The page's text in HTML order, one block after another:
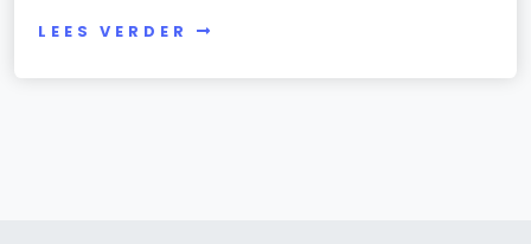
LEES VERDER